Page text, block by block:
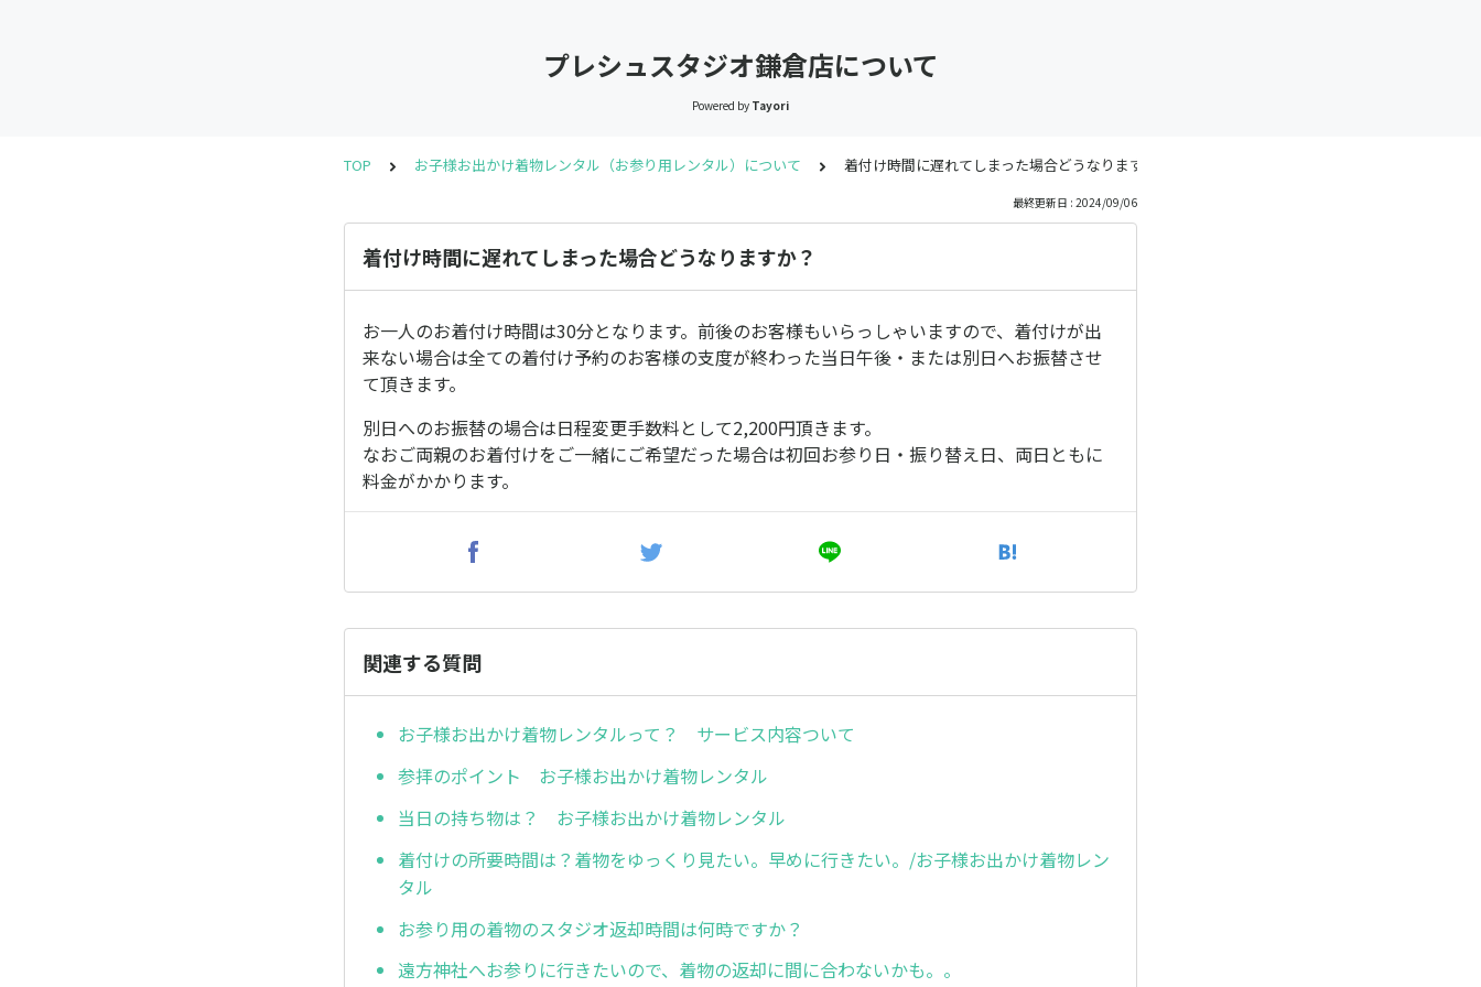
プレシュスタジオ鎌倉店について
Powered by Tayori
TOP お子様お出かけ着物レンタル（お参り用レンタル）について 着付け時間に遅れてしまった場合どうなりますか？
最終更新日 : 2024/09/06
着付け時間に遅れてしまった場合どうなりますか？
お一人のお着付け時間は30分となります。前後のお客様もいらっしゃいますので、着付けが出
来ない場合は全ての着付け予約のお客様の支度が終わった当日午後・または別日へお振替させ
て頂きます。
別日へのお振替の場合は日程変更手数料として2,200円頂きます。
なおご両親のお着付けをご一緒にご希望だった場合は初回お参り日・振り替え日、両日ともに
料金がかかります。
関連する質問
お子様お出かけ着物レンタルって？ サービス内容ついて
参拝のポイント お子様お出かけ着物レンタル
当日の持ち物は？ お子様お出かけ着物レンタル
着付けの所要時間は？着物をゆっくり見たい。早めに行きたい。/お子様お出かけ着物レン
タル
お参り用の着物のスタジオ返却時間は何時ですか？
遠方神社へお参りに行きたいので、着物の返却に間に合わないかも。。